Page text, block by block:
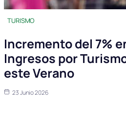
TURISMO
Incremento del 7%
Ingresos por
este Verano
23 Junio 2026